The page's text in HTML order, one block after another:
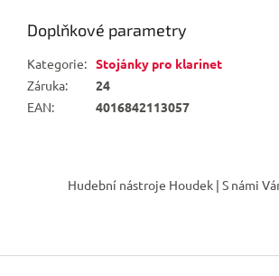
Doplňkové parametry
Kategorie: Stojánky pro klarinet
Záruka:
24
EAN: 4016842113057
í
Hudební nástroje Houdek | S námi